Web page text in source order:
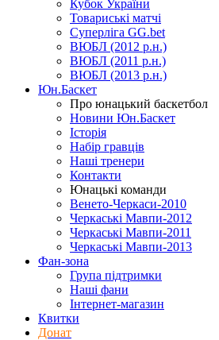
Кубок України
Товариські матчі
Суперліга GG.bet
ВЮБЛ (2012 р.н.)
ВЮБЛ (2011 р.н.)
ВЮБЛ (2013 р.н.)
Юн.Баскет
Про юнацький баскетбол
Новини Юн.Баскет
Історія
Набір гравців
Наші тренери
Контакти
Юнацькі команди
Венето-Черкаси-2010
Черкаські Мавпи-2012
Черкаські Мавпи-2011
Черкаські Мавпи-2013
Фан-зона
Група підтримки
Наші фани
Інтернет-магазин
Квитки
Донат